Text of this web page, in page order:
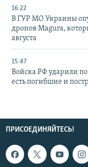
16:22
В ГУР МО Украины
дронов Magura,
августа
15:47
Войска РФ ударили
есть погибшие и
ПРИСОЕДИНЯЙТЕСЬ!